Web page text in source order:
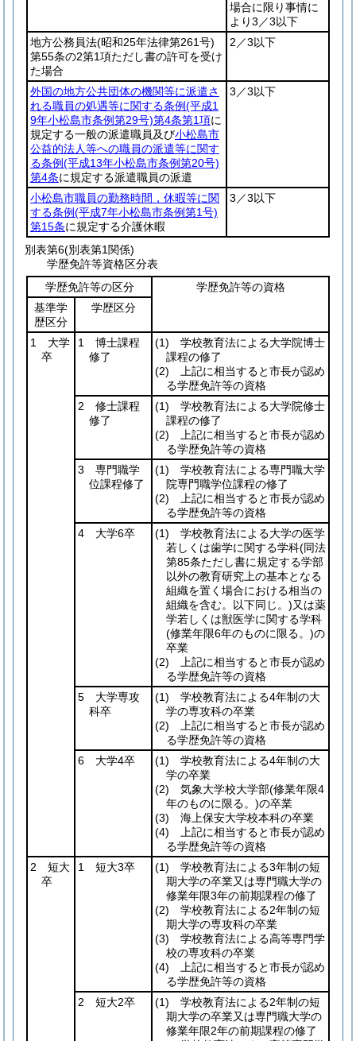
場合に限り事情に
より3／3以下
地方公務員法(昭和25年法律第261号)
第55条の2第1項ただし書の許可を受け
た場合
2／3以下
外国の地方公共団体の機関等に派遣さ
れる職員の処遇等に関する条例(平成1
9年小松島市条例第29号)第4条第1項に
規定する一般の派遣職員及び小松島市
公益的法人等への職員の派遣等に関す
る条例(平成13年小松島市条例第20号)
第4条に規定する派遣職員の派遣
3／3以下
小松島市職員の勤務時間，休暇等に関
する条例(平成7年小松島市条例第1号)
第15条に規定する介護休暇
3／3以下
別表第6(別表第1関係)
学歴免許等資格区分表
学歴免許等の区分
学歴免許等の資格
基準学
歴区分
学歴区分
1 大学
卒
1 博士課程
修了
(1) 学校教育法による大学院博士
課程の修了
(2) 上記に相当すると市長が認め
る学歴免許等の資格
2 修士課程
修了
(1) 学校教育法による大学院修士
課程の修了
(2) 上記に相当すると市長が認め
る学歴免許等の資格
3 専門職学
位課程修了
(1) 学校教育法による専門職大学
院専門職学位課程の修了
(2) 上記に相当すると市長が認め
る学歴免許等の資格
4 大学6卒
(1) 学校教育法による大学の医学
若しくは歯学に関する学科(同法
第85条ただし書に規定する学部
以外の教育研究上の基本となる
組織を置く場合における相当の
組織を含む。以下同じ。)又は薬
学若しくは獣医学に関する学科
(修業年限6年のものに限る。)の
卒業
(2) 上記に相当すると市長が認め
る学歴免許等の資格
5 大学専攻
科卒
(1) 学校教育法による4年制の大
学の専攻科の卒業
(2) 上記に相当すると市長が認め
る学歴免許等の資格
6 大学4卒
(1) 学校教育法による4年制の大
学の卒業
(2) 気象大学校大学部(修業年限4
年のものに限る。)の卒業
(3) 海上保安大学校本科の卒業
(4) 上記に相当すると市長が認め
る学歴免許等の資格
2 短大
卒
1 短大3卒 (1) 学校教育法による3年制の短
期大学の卒業又は専門職大学の
修業年限3年の前期課程の修了
(2) 学校教育法による2年制の短
期大学の専攻科の卒業
(3) 学校教育法による高等専門学
校の専攻科の卒業
(4) 上記に相当すると市長が認め
る学歴免許等の資格
2 短大2卒
(1) 学校教育法による2年制の短
期大学の卒業又は専門職大学の
修業年限2年の前期課程の修了